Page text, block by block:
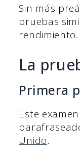
Sin más
pruebas
rendimiento.
La
Primera
Este
Unido.